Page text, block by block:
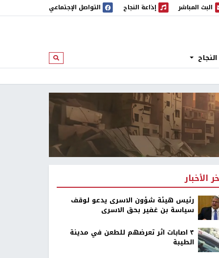
البث المباشر
المباشر إذاعة النجاح
إذاعة النجاح التواصل الإجتماعي
ابحث
الأخبار
رئيس هيئة شؤون الاسرى يدعو لوقف
سياسة بن غفير بحق الاسرى
٣ اصابات اثر تعرضهم للطعن في مدينة
الطيبة